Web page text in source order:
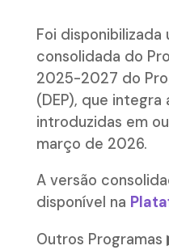
Foi disponibilizada
consolidada do
2025-2027 do
(DEP), que
introduzidas em
março de 2026.
A versão
disponível na
Outros Programas